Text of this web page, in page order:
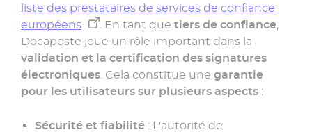
liste des prestataires de services de confiance
européens
. En tant que tiers de confiance,
Docaposte joue un rôle important dans la
validation et la certification des signatures
électroniques. Cela constitue une garantie
pour les utilisateurs sur plusieurs aspects :
Sécurité et fiabilité : L'autorité de